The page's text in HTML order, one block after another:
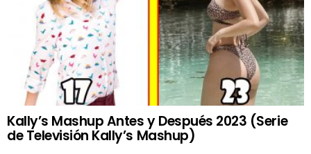
Kally’s Mashup Antes y Después 2023 (Serie
de Televisión Kally’s Mashup)